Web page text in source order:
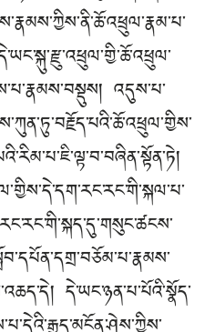
འདུས་པ་
དེ་ཡང་ཉན་པ་པོའི་སྣོད་